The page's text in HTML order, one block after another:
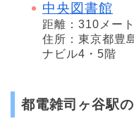
中央図書館
距離：310メー
住所：東京都豊
ナビル4・5階
都電雑司ヶ谷駅